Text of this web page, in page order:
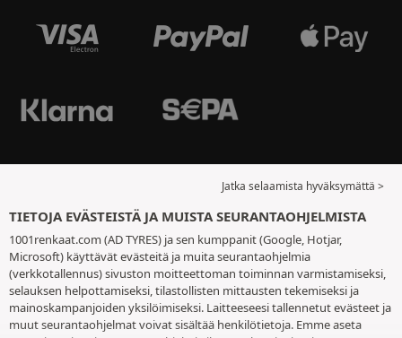
Jatka selaamista hyväksymättä >
TIETOJA EVÄSTEISTÄ JA MUISTA SEURANTAOHJELMISTA
1001renkaat.com (AD TYRES) ja sen kumppanit (Google, Hotjar,
Microsoft) käyttävät evästeitä ja muita seurantaohjelmia
(verkkotallennus) sivuston moitteettoman toiminnan varmistamiseksi,
selauksen helpottamiseksi, tilastollisten mittausten tekemiseksi ja
mainoskampanjoiden yksilöimiseksi. Laitteeseesi tallennetut evästeet ja
muut seurantaohjelmat voivat sisältää henkilötietoja. Emme aseta